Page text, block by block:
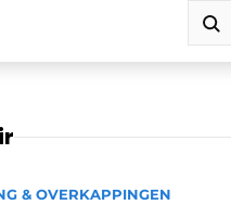
& OVERKAPPINGEN